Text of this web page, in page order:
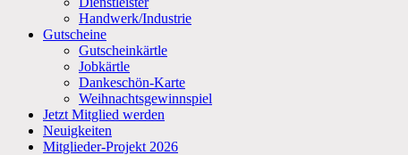
Handwerk/Industrie
Gutscheine
Gutscheinkärtle
Jobkärtle
Dankeschön-Karte
Weihnachtsgewinnspiel
Jetzt Mitglied werden
Neuigkeiten
Mitglieder-Projekt 2026